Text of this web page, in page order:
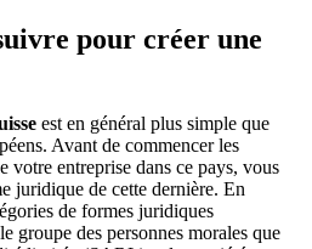
pour créer une
est en général plus simple que
Avant de commencer les
votre entreprise dans ce pays, vous
juridique de cette dernière. En
de formes juridiques
groupe des personnes morales que